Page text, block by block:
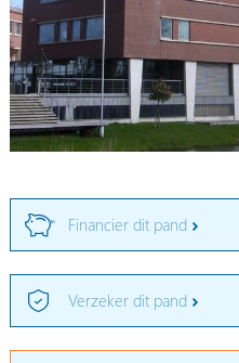
Financier dit pand
Verzeker dit pand